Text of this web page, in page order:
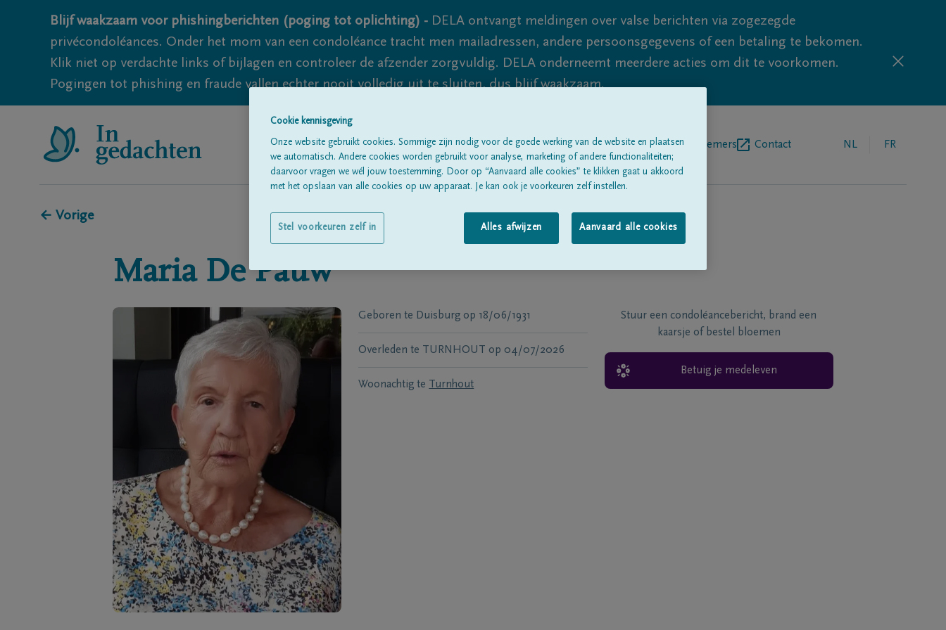
Blijf waakzaam voor phishingberichten (poging tot oplichting) - DELA ontvangt meldingen over valse berichten via zogezegde
privécondoléances. Onder het mom van een condoléance tracht men mailadressen, andere persoonsgegevens of een betaling te bekomen.
Klik niet op verdachte links of bijlagen en controleer de afzender zorgvuldig. DELA onderneemt meerdere acties om dit te voorkomen.
Pogingen tot phishing en fraude vallen echter nooit volledig uit te sluiten, dus blijf waakzaam.
Alle rouwberichtenOver onsBegrafenisondernemers Contact NL FR
← Vorige
Maria De Pauw
Geboren te Duisburg op 18/06/1931
Overleden te TURNHOUT op 04/07/2026
Woonachtig te Turnhout
Stuur een condoléancebericht, brand een
kaarsje of bestel bloemen
Betuig je medeleven
Cookie kennisgeving
Onze website gebruikt cookies. Sommige zijn nodig voor de goede werking van de website en plaatsen
we automatisch. Andere cookies worden gebruikt voor analyse, marketing of andere functionaliteiten;
daarvoor vragen we wél jouw toestemming. Door op “Aanvaard alle cookies” te klikken gaat u akkoord
met het opslaan van alle cookies op uw apparaat. Je kan ook je voorkeuren zelf instellen.
Alles afwijzen Aanvaard alle cookies
Stel voorkeuren zelf in